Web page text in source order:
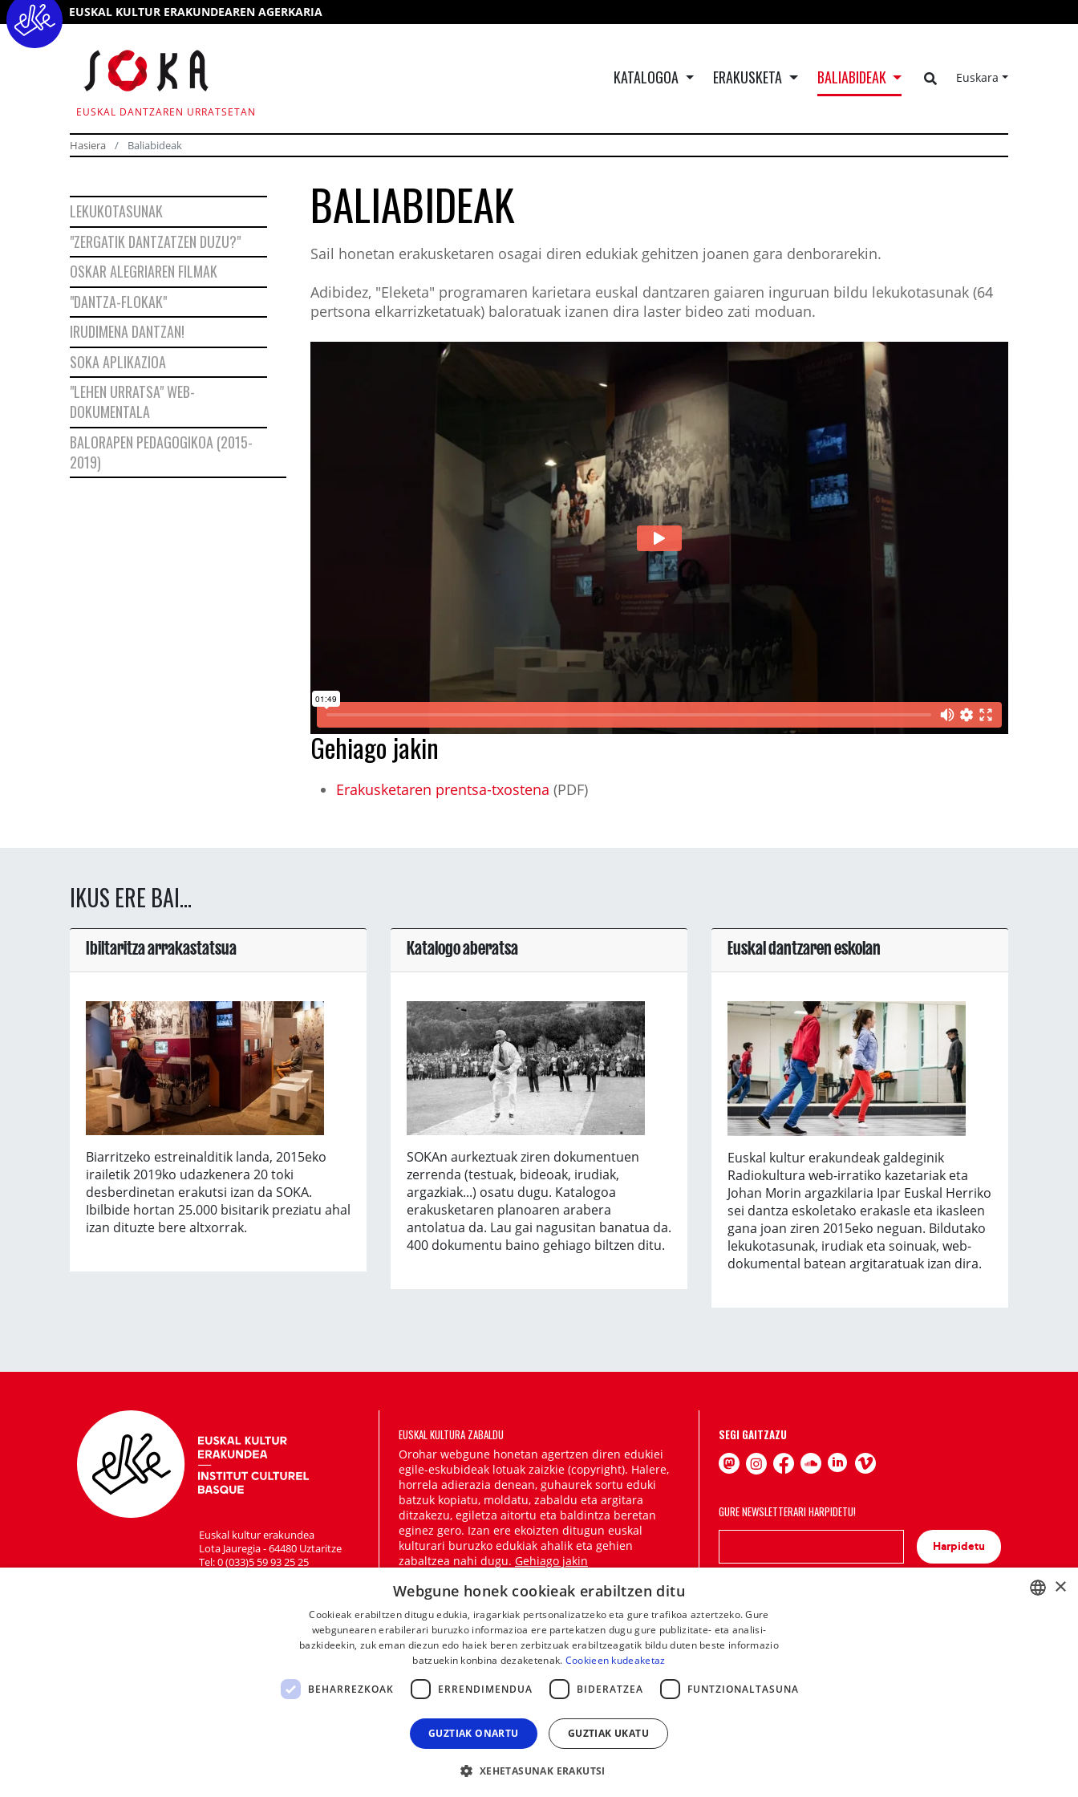
EUSKAL KULTUR ERAKUNDEAREN AGERKARIA
EUSKAL DANTZAREN URRATSETAN
KATALOGOA ERAKUSKETA BALIABIDEAK Euskara
Hasiera Baliabideak
BALIABIDEAK
Sail honetan erakusketaren osagai diren edukiak gehitzen joanen gara denborarekin.
Adibidez, "Eleketa" programaren karietara euskal dantzaren gaiaren inguruan bildu lekukotasunak (64
pertsona elkarrizketatuak) baloratuak izanen dira laster bideo zati moduan.
Gehiago jakin
Erakusketaren prentsa-txostena (PDF)
LEKUKOTASUNAK
"ZERGATIK DANTZATZEN DUZU?"
OSKAR ALEGRIAREN FILMAK
"DANTZA-FLOKAK"
IRUDIMENA DANTZAN!
SOKA APLIKAZIOA
"LEHEN URRATSA" WEB-
DOKUMENTALA
BALORAPEN PEDAGOGIKOA (2015-
2019)
IKUS ERE BAI...
Ibiltaritza arrakastatsua
Biarritzeko estreinalditik landa, 2015eko
irailetik 2019ko udazkenera 20 toki
desberdinetan erakutsi izan da SOKA.
Ibilbide hortan 25.000 bisitarik preziatu ahal
izan dituzte bere altxorrak.
Katalogo aberatsa
SOKAn aurkeztuak ziren dokumentuen
zerrenda (testuak, bideoak, irudiak,
argazkiak...) osatu dugu. Katalogoa
erakusketaren planoaren arabera
antolatua da. Lau gai nagusitan banatua da.
400 dokumentu baino gehiago biltzen ditu.
Euskal dantzaren eskolan
Euskal kultur erakundeak galdeginik
Radiokultura web-irratiko kazetariak eta
Johan Morin argazkilaria Ipar Euskal Herriko
sei dantza eskoletako erakasle eta ikasleen
gana joan ziren 2015eko neguan. Bildutako
lekukotasunak, irudiak eta soinuak, web-
dokumental batean argitaratuak izan dira.
Euskal kultur erakundea
Lota Jauregia - 64480 Uztaritze
Tel: 0 (033)5 59 93 25 25
EUSKAL KULTURA ZABALDU
Orohar webgune honetan agertzen diren edukiei
egile-eskubideak lotuak zaizkie (copyright). Halere,
horrela adierazia denean, guhaurek sortu eduki
batzuk kopiatu, moldatu, zabaldu eta argitara
ditzakezu, egiletza aitortu eta baldintza beretan
eginez gero. Izan ere ekoizten ditugun euskal
kulturari buruzko edukiak ahalik eta gehien
zabaltzea nahi dugu. Gehiago jakin
SEGI GAITZAZU
GURE NEWSLETTERARI HARPIDETU!
Harpidetu
LEGE OHARRA KONTAKTUA
×
Webgune honek cookieak erabiltzen ditu
Cookieak erabiltzen ditugu edukia, iragarkiak pertsonalizatzeko eta gure trafikoa aztertzeko. Gure
webgunearen erabilerari buruzko informazioa ere partekatzen dugu gure publizitate- eta analisi-
bazkideekin, zuk eman diezun edo haiek beren zerbitzuak erabiltzeagatik bildu duten beste informazio
batzuekin konbina dezaketenak. Cookieen kudeaketaz
BEHARREZKOAK ERRENDIMENDUA BIDERATZEA FUNTZIONALTASUNA
GUZTIAK ONARTU GUZTIAK UKATU
XEHETASUNAK ERAKUTSI